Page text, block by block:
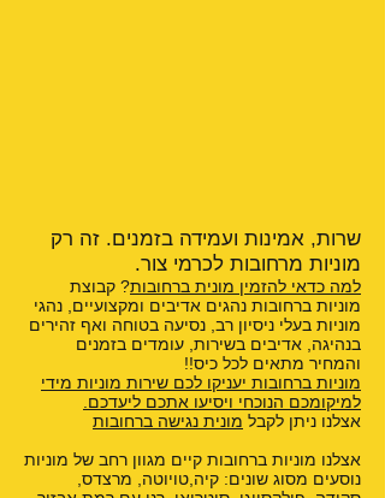
שרות, אמינות ועמידה בזמנים. זה רק
מוניות מרחובות לכרמי צור.
למה כדאי להזמין מונית ברחובות? קבוצת
מוניות ברחובות נהגים אדיבים ומקצועיים, נהגי
מוניות בעלי ניסיון רב, נסיעה בטוחה ואף זהירים
בנהיגה, אדיבים בשירות, עומדים בזמנים
והמחיר מתאים לכל כיס!!
מוניות ברחובות יעניקו לכם שירות מוניות מידי
למיקומכם הנוכחי ויסיעו אתכם ליעדכם.
אצלנו ניתן לקבל מונית נגישה ברחובות
אצלנו מוניות ברחובות קיים מגוון רחב של מוניות
נוסעים מסוג שונים: קיה,טויוטה, מרצדס,